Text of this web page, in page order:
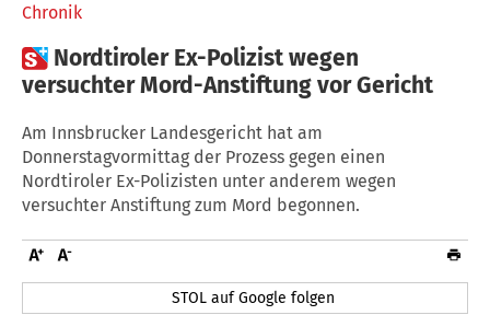
Chronik
 Nordtiroler Ex-Polizist wegen
versuchter Mord-Anstiftung vor Gericht
Am Innsbrucker Landesgericht hat am
Donnerstagvormittag der Prozess gegen einen
Nordtiroler Ex-Polizisten unter anderem wegen
versuchter Anstiftung zum Mord begonnen.
STOL auf Google folgen